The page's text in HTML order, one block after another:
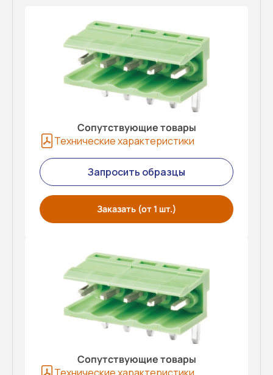
Сопутствующие товары
Технические характеристики
Запросить образцы
Заказать (от 1 шт.)
Сопутствующие товары